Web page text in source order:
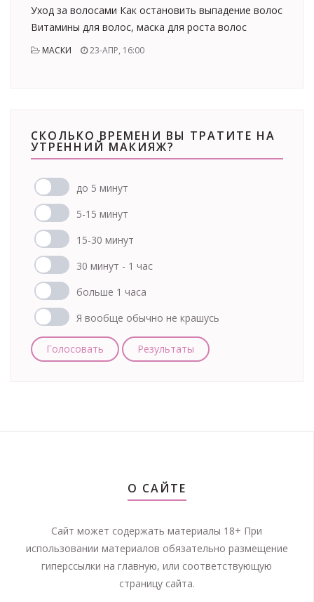
Уход за волосами Как остановить выпадение волос
Витамины для волос, маска для роста волос
МАСКИ 23-АПР, 16:00
СКОЛЬКО ВРЕМЕНИ ВЫ ТРАТИТЕ НА
УТРЕННИЙ МАКИЯЖ?
до 5 минут
5-15 минут
15-30 минут
30 минут - 1 час
больше 1 часа
Я вообще обычно не крашусь
Голосовать Результаты
О САЙТЕ
Сайт может содержать материалы 18+ При
использовании материалов обязательно размещение
гиперссылки на главную, или соответствующую
страницу сайта.